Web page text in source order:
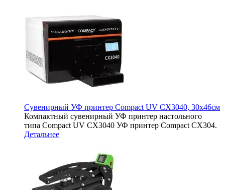
Сувенирный УФ принтер Compact UV CX3040, 30х46см
Компактный сувенирный УФ принтер настольного
типа Compact UV CX3040 УФ принтер Compact CX304.
Детальнее